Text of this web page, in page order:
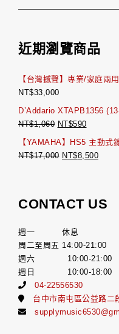
近期瀏覽商品
【台灣撼聲】專業/家庭兩
NT$33,000
D’Addario XTAPB1356
NT$1,060 NT$590
【YAMAHA】HS5 主動式
NT$17,000 NT$8,500
CONTACT US
週一 休息
周二至周五 14:00-21:00
週六 10:00-21:00
週日 10:00-18:00
04-22556530
台中市南屯區公益路二